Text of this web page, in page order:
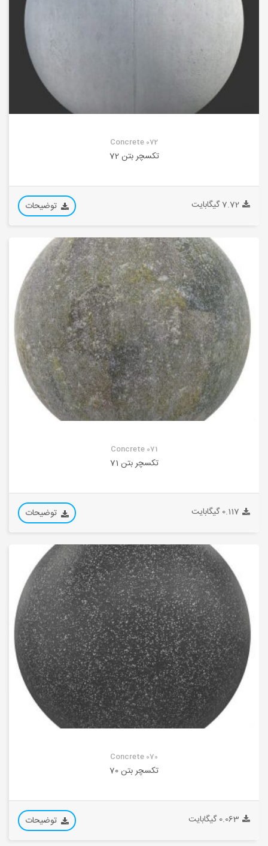
Concrete 072
تکسچر بتن 72
7.72 گیگابایت توضیحات
Concrete 071
تکسچر بتن 71
0.117 گیگابایت توضیحات
Concrete 070
تکسچر بتن 70
0.063 گیگابایت توضیحات